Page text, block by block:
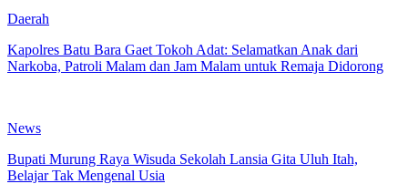
Daerah
Kapolres Batu Bara Gaet Tokoh Adat: Selamatkan Anak dari
Narkoba, Patroli Malam dan Jam Malam untuk Remaja Didorong
News
Bupati Murung Raya Wisuda Sekolah Lansia Gita Uluh Itah,
Belajar Tak Mengenal Usia